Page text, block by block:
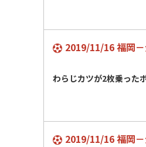
2019/11/16 福岡
わらじカツが2枚乗った
2019/11/16 福岡